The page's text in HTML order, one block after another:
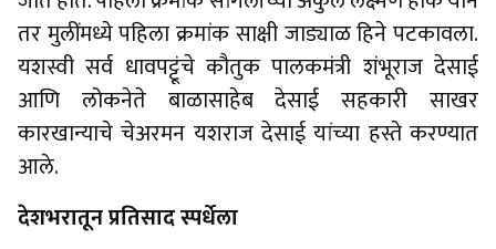
तर मुलींमध्ये पहिला क्रमांक साक्षी जाड्याळ हिने पटकावला.
यशस्वी सर्व धावपट्टूंचे कौतुक पालकमंत्री शंभूराज देसाई
आणि लोकनेते बाळासाहेब देसाई सहकारी साखर
कारखान्याचे चेअरमन यशराज देसाई यांच्या हस्ते करण्यात
आले.
देशभरातून प्रतिसाद स्पर्धेला